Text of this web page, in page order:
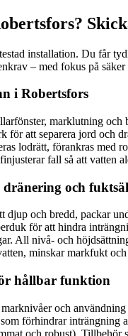
installation. Du får
– med fokus på
i Robertsfors
marklutning
för att separera jord och
lodrätt, förankras med
fall så att vatten
dränering och
och bredd, packar
för att hindra
All nivå- och
minskar markfukt
hållbar funktion
och
förhindrar
och robust).